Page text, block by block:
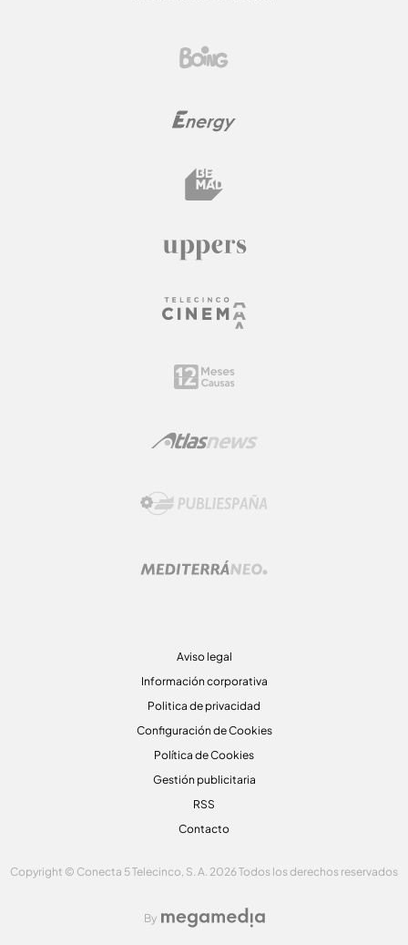
Aviso legal
Información corporativa
Politica de privacidad
Configuración de Cookies
Política de Cookies
Gestión publicitaria
RSS
Contacto
Copyright © Conecta 5 Telecinco, S. A. 2026 Todos los derechos reservados
By